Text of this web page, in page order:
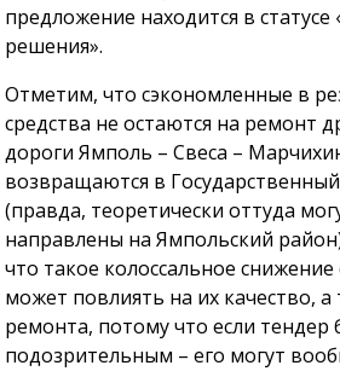
предложение находится в
решения».
Отметим, что сэкономленные в
средства не остаются на ремонт
дороги Ямполь – Свеса –
возвращаются в
(правда, теоретически оттуда
направлены на Ямпольский
что такое колоссальное
может повлиять на их качество, а
ремонта, потому что если тендер
подозрительным – его могут